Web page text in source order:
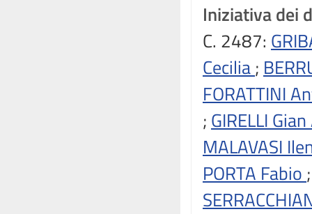
Iniziativa dei
C. 2487:
Cecilia;
FORATTINI
; GIRELLI
MALAVASI
PORTA Fabio